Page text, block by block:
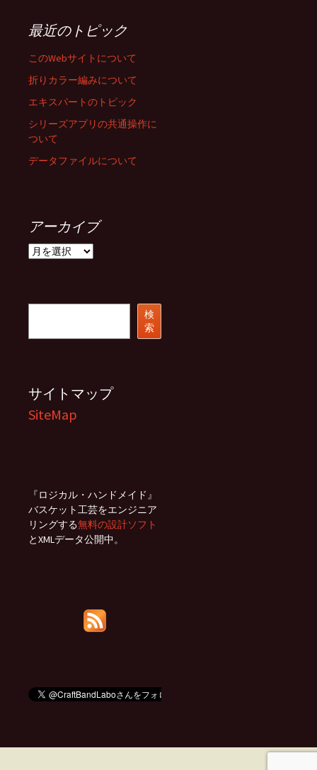
最近のトピック
このWebサイトについて
折りカラー編みについて
エキスパートのトピック
シリーズアプリの共通操作に
ついて
データファイルについて
アーカイブ
ア
検
索
サイトマップ
SiteMap
『ロジカル・ハンドメイド』
バスケット工芸をエンジニア
リングする無料の設計ソフト
とXMLデータ公開中。